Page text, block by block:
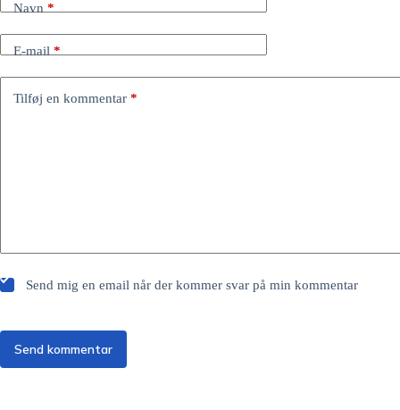
Navn *
E-mail *
Tilføj en kommentar *
Send mig en email når der kommer svar på min kommentar
Send kommentar